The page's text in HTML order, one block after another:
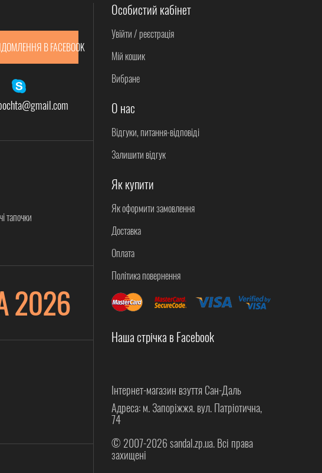
В FACEBOOK
тапочки
2026
Особистий кабінет
Увійти / реєстрація
Мій кошик
Вибране
О нас
Відгуки, питання-відповіді
Залишити відгук
Як купити
Як оформити замовлення
Доставка
Оплата
Політика повернення
Наша стрічка в Facebook
Інтернет-магазин взуття Сан-Даль
Адреса: м. Запоріжжя. вул. Патріотична,
74
© 2007-2026 sandal.zp.ua. Всі права
захищені